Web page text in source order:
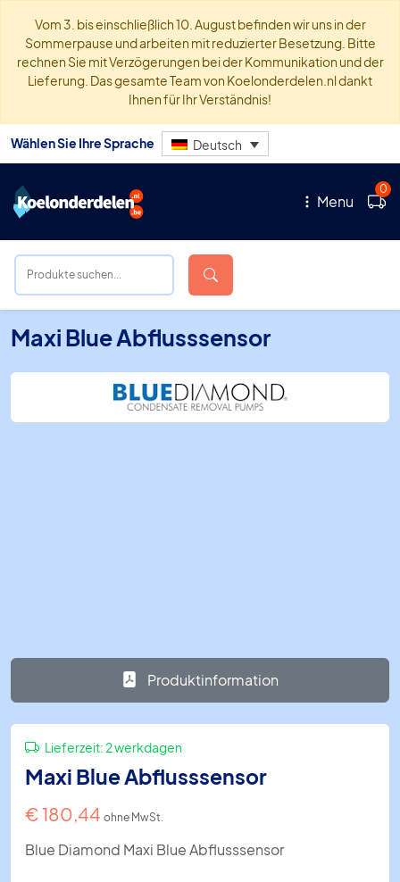
Vom 3. bis einschließlich 10. August befinden wir uns in der
Sommerpause und arbeiten mit reduzierter Besetzung. Bitte
rechnen Sie mit Verzögerungen bei der Kommunikation und der
Lieferung. Das gesamte Team von Koelonderdelen.nl dankt
Ihnen für Ihr Verständnis!
Wählen Sie Ihre Sprache Deutsch
Menu
0
Maxi Blue Abflusssensor
Produktinformation
Lieferzeit:2 werkdagen
Maxi Blue Abflusssensor
€180,44 ohne MwSt.
Blue Diamond Maxi Blue Abflusssensor